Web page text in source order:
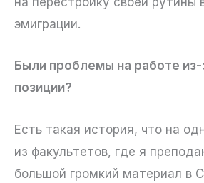
эмиграции.
Были проблемы на работе из-
позиции?
Есть такая история, что на
из факультетов, где я
большой громкий материал в